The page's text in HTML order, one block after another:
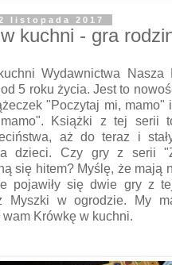
listopada 2017
kuchni - gra
Wydawnictwa Nasza
5 roku życia. Jest to
"Poczytaj mi, mamo"
Książki z tej serii
aż do teraz i
dzieci. Czy gry z serii
się hitem? Myślę, że mają
pojawiły się dwie gry z
Myszki w ogrodzie. My
Krówkę w kuchni.